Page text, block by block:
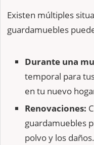
Existen múltiples
guardamuebles
Durante una
temporal para
en tu nuevo
Renovaciones:
guardamuebles
polvo y los daños.